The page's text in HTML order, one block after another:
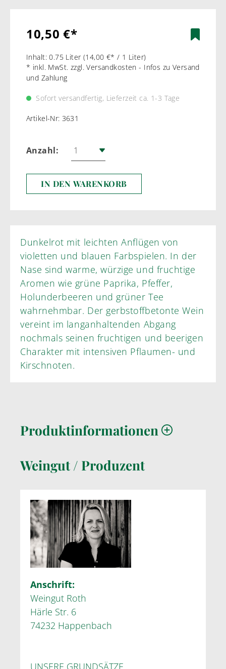
10,50 €*
Inhalt:0.75 Liter (14,00 €* / 1 Liter)
* inkl. MwSt. zzgl. Versandkosten - Infos zu Versand
und Zahlung
Sofort versandfertig, Lieferzeit ca. 1-3 Tage
Artikel-Nr: 3631
Anzahl:
IN DEN WARENKORB
Dunkelrot mit leichten Anflügen von
violetten und blauen Farbspielen. In der
Nase sind warme, würzige und fruchtige
Aromen wie grüne Paprika, Pfeffer,
Holunderbeeren und grüner Tee
wahrnehmbar. Der gerbstoffbetonte Wein
vereint im langanhaltenden Abgang
nochmals seinen fruchtigen und beerigen
Charakter mit intensiven Pflaumen- und
Kirschnoten.
Produktinformationen
Weingut / Produzent
Anschrift:
Weingut Roth
Härle Str. 6
74232 Happenbach
UNSERE GRUNDSÄTZE